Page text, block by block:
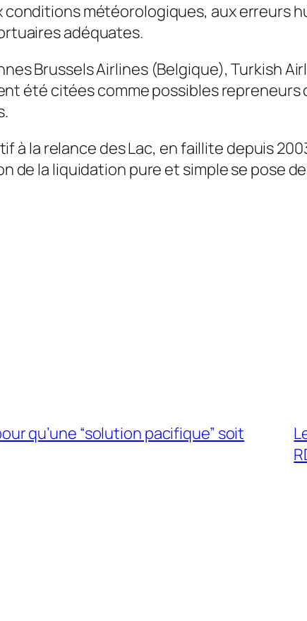
météorologiques, aux erreurs
adéquates.
Brussels Airlines (Belgique), Turkish
été citées comme possibles repreneurs
à la relance des Lac, en faillite depuis
de la liquidation pure et simple se pose
qu’une “solution pacifique” soit